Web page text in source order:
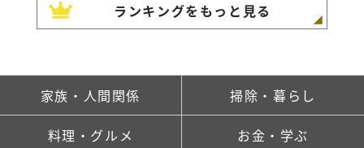
ランキングをもっと見る
家族・人間関係 掃除・暮らし
料理・グルメ お金・学ぶ